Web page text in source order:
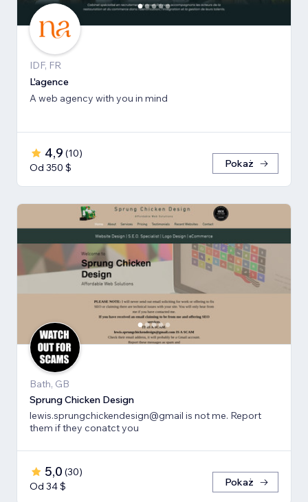
IDF, FR
L'agence
A web agency with you in mind
4,9 (10)
Od 350 $
Pokaż
Bath, GB
Sprung Chicken Design
lewis.sprungchickendesign@gmail is not me. Report
them if they conatct you
5,0 (30)
Od 34 $
Pokaż